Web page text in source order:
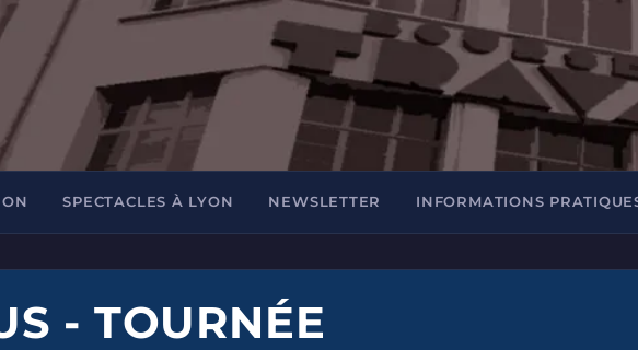
SPECTACLES À LYON NEWSLETTER INFORMATIONS
- TOURNÉE